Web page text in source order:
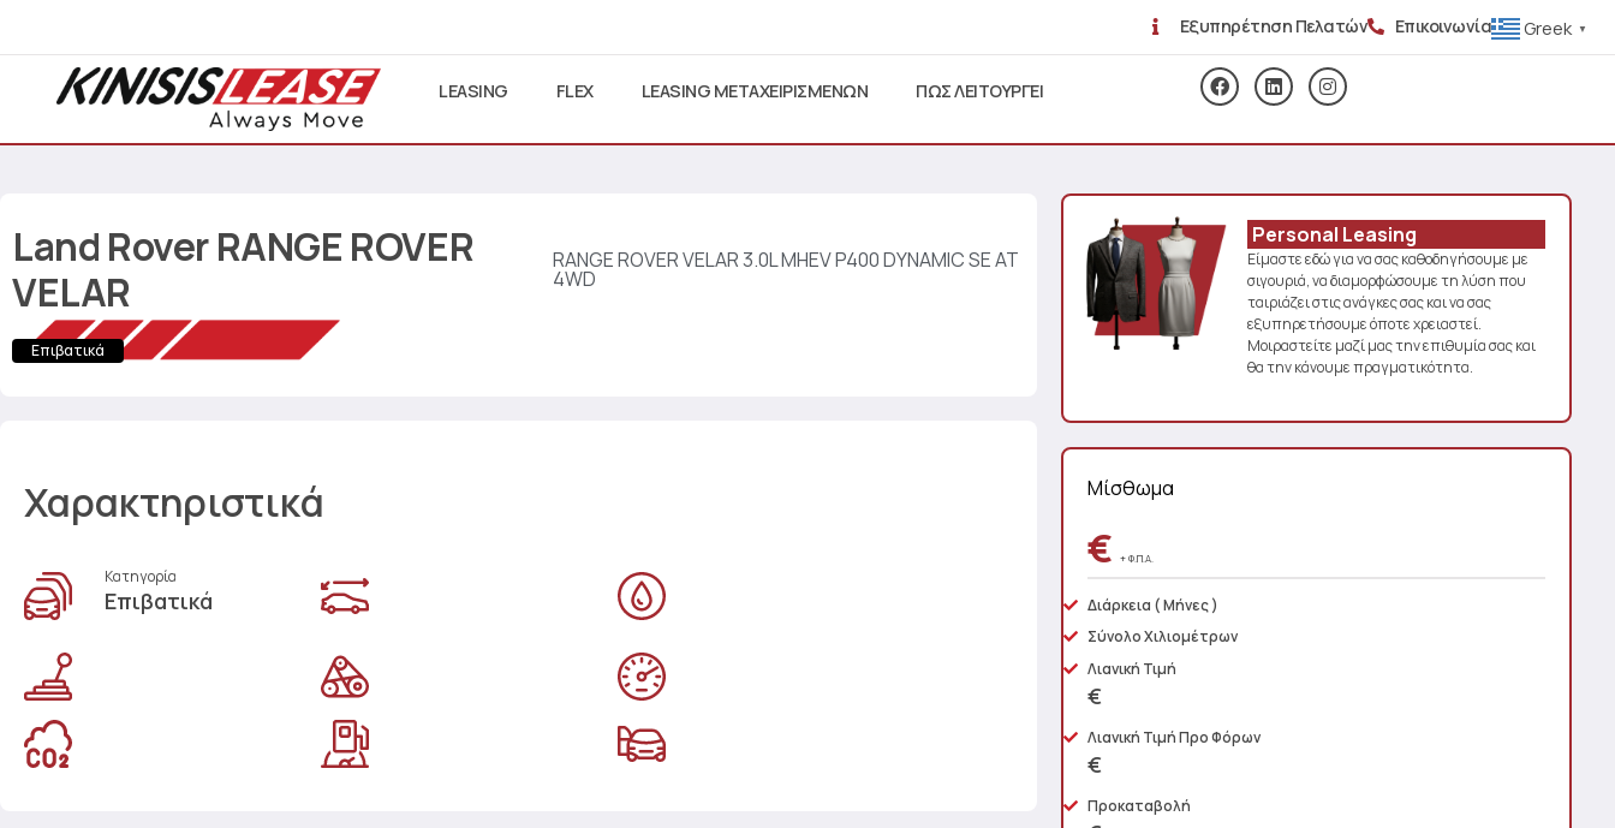
Εξυπηρέτηση Πελατών Επικοινωνία Greek ▼
LEASING FLEX LEASING ΜΕΤΑΧΕΙΡΙΣΜΕΝΩΝ ΠΩΣ ΛΕΙΤΟΥΡΓΕΙ
Land RoverRANGE ROVER
VELAR
RANGE ROVER VELAR 3.0L MHEV P400 DYNAMIC SE AT
4WD
Επιβατικά
Χαρακτηριστικά
Κατηγορία
Επιβατικά
Personal Leasing
Είμαστε εδώ για να σας καθοδηγήσουμε με
σιγουριά, να διαμορφώσουμε τη λύση που
ταιριάζει στις ανάγκες σας και να σας
εξυπηρετήσουμε όποτε χρειαστεί.
Μοιραστείτε μαζί μας την επιθυμία σας και
θα την κάνουμε πραγματικότητα.
Μίσθωμα
€+ Φ.Π.Α.
Διάρκεια ( Μήνες )
Σύνολο Χιλιομέτρων
Λιανική Τιμή
€
Λιανική Τιμή Προ Φόρων
€
Προκαταβολή